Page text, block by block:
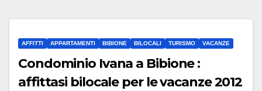
AFFITTI APPARTAMENTI BIBIONE BILOCALI TURISMO VACANZE
Condominio Ivana a Bibione :
affittasi bilocale per le vacanze 2012